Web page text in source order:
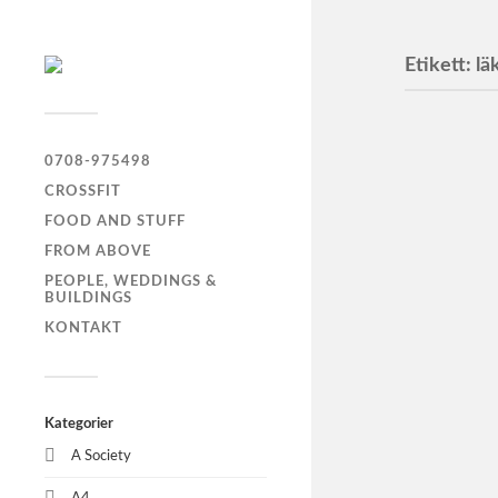
0708-975498
CROSSFIT
FOOD AND STUFF
FROM ABOVE
PEOPLE, WEDDINGS &
BUILDINGS
KONTAKT
Kategorier
A Society
Etikett: